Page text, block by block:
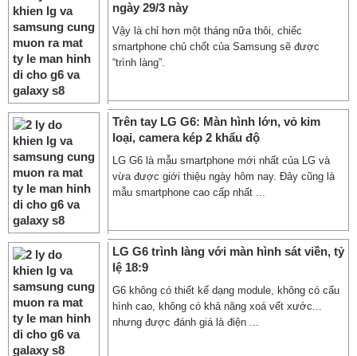
ngày 29/3 này
Vậy là chỉ hơn một tháng nữa thôi, chiếc
smartphone chủ chốt của Samsung sẽ được
“trình làng”.
Trên tay LG G6: Màn hình lớn, vỏ kim
loại, camera kép 2 khẩu độ
LG G6 là mẫu smartphone mới nhất của LG và
vừa được giới thiệu ngày hôm nay. Đây cũng là
mẫu smartphone cao cấp nhất ...
LG G6 trình làng với màn hình sát viền, tỷ
lệ 18:9
G6 không có thiết kế dạng module, không có cấu
hình cao, không có khả năng xoá vết xước...
nhưng được đánh giá là điện ...